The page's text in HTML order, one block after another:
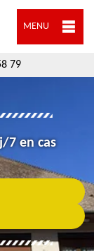
MENU
79
7 en cas